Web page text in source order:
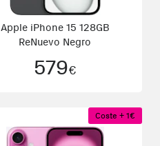
Apple iPhone 15 128GB
ReNuevo Negro
579€
Coste + 1€